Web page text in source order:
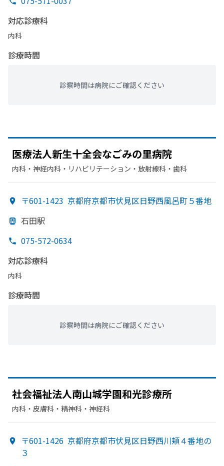
対応診療科
内科
診療時間
診察時間は病院にご確認ください
医療法人新生十全会なごみの里病院
内科・​神経内科・​リハビリテーション・​放射線科・​歯科
〒601-1423 京都府京都市伏見区日野西風呂町５番地
石田駅
075-572-0634
対応診療科
内科
診療時間
診察時間は病院にご確認ください
社会福祉法人南山城学園和光診療所
内科・​皮膚科・​精神科・神経科
〒601-1426 京都府京都市伏見区日野西川頬４番地の
３